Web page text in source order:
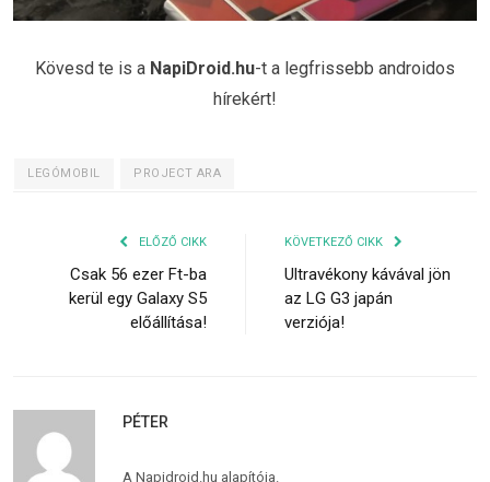
Kövesd te is a NapiDroid.hu-t a legfrissebb androidos
hírekért!
LEGÓMOBIL PROJECT ARA
ELŐZŐ CIKK
Csak 56 ezer Ft-ba
kerül egy Galaxy S5
előállítása!
KÖVETKEZŐ CIKK
Ultravékony kávával jön
az LG G3 japán
verziója!
PÉTER
A Napidroid.hu alapítója.